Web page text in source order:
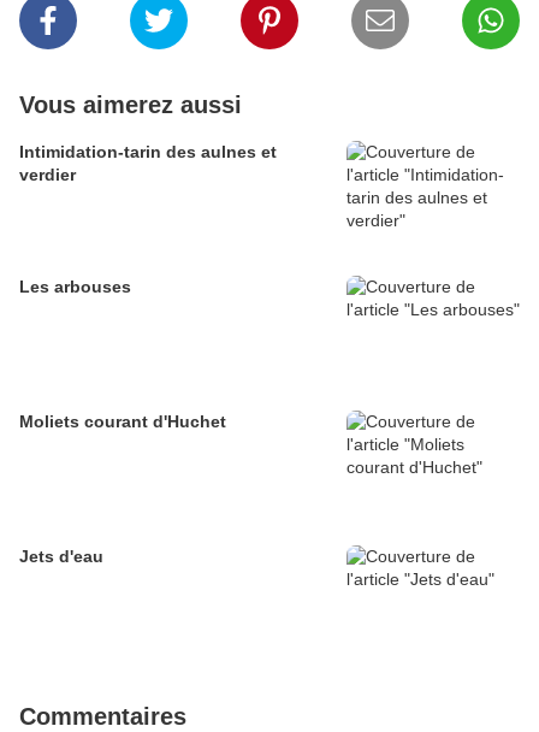
Vous aimerez aussi
Intimidation-tarin des aulnes et
verdier
Les arbouses
Moliets courant d'Huchet
Jets d'eau
Commentaires